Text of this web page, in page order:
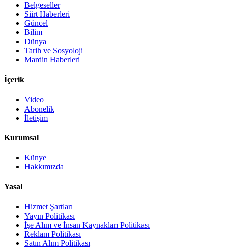
Belgeseller
Siirt Haberleri
Güncel
Bilim
Dünya
Tarih ve Sosyoloji
Mardin Haberleri
İçerik
Video
Abonelik
İletişim
Kurumsal
Künye
Hakkımızda
Yasal
Hizmet Şartları
Yayın Politikası
İşe Alım ve İnsan Kaynakları Politikası
Reklam Politikası
Satın Alım Politikası